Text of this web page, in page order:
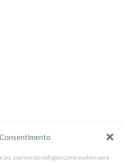
usamos tecnologias como cookies para